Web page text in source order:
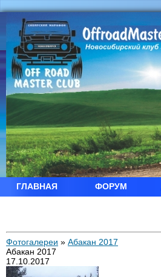
ГЛАВНАЯ ФОРУМ
Фотогалереи » Абакан 2017
Абакан 2017
17.10.2017